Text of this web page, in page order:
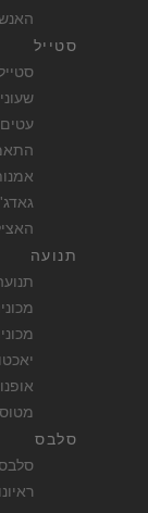
סטייל
עטים
תנועה
סלבס